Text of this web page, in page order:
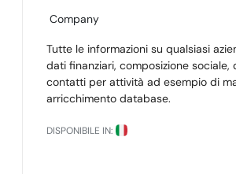
Company
Tutte le informazioni su qualsiasi
dati finanziari, composizione sociale,
contatti per attività ad esempio di
arricchimento database.
DISPONIBILE IN: